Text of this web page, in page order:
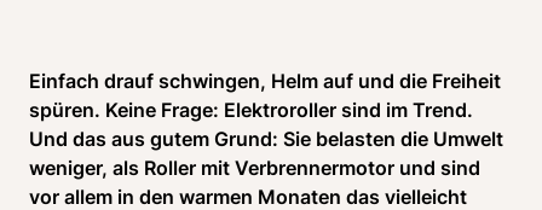
Einfach drauf schwingen, Helm auf und die Freiheit
spüren. Keine Frage: Elektroroller sind im Trend.
Und das aus gutem Grund: Sie belasten die Umwelt
weniger, als Roller mit Verbrennermotor und sind
vor allem in den warmen Monaten das vielleicht